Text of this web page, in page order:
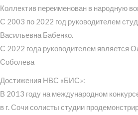
Коллектив переименован в народную
С 2003 по 2022 год руководителем
Васильевна Бабенко.
С 2022 года руководителем является
Соболева
Достижения НВС «БИС»:
В 2013 году на международном
в г. Сочи солисты студии